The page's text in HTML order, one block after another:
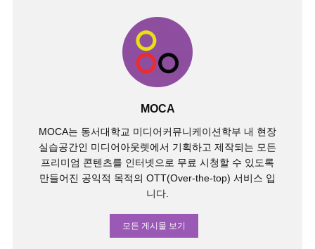
MOCA
MOCA는 동서대학교 미디어커뮤니케이션학부 내 현장
실습공간인 미디어아웃렛에서 기획하고 제작되는 모든
프리미엄 콘텐츠를 인터넷으로 무료 시청할 수 있도록
만들어진 공익적 목적의 OTT(Over-the-top) 서비스 입
니다.
모든 게시물 보기